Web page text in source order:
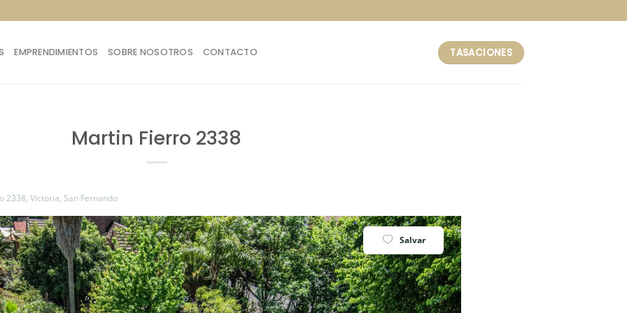
EMPRENDIMIENTOS SOBRE NOSOTROS CONTACTO TASACIONES
Martin Fierro 2338
2338, Victoria, San Fernando
Salvar